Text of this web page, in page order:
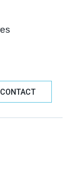
CONTACT